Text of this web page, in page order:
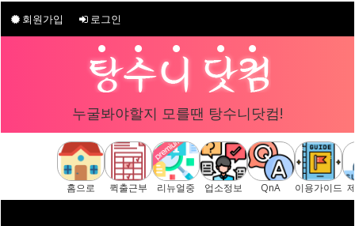
회원가입 로그인
누굴봐야할지 모를땐 탕수니닷컴!
홈으로 퀵출근부 리뉴얼중 업소정보 QnA 이용가이드